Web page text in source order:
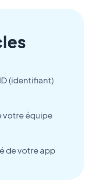
(identifiant)
votre équipe
de votre app